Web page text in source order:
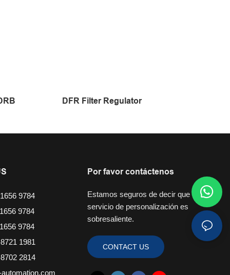
DFR Filter Regulator
9784
9784
9784
1981
2814
Por favor contáctenos
Estamos seguros de decir que nuestro
servicio de personalización es
sobresaliente.
CONTACT US